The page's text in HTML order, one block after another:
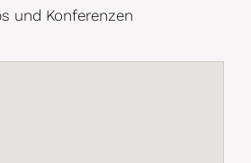
und Konferenzen